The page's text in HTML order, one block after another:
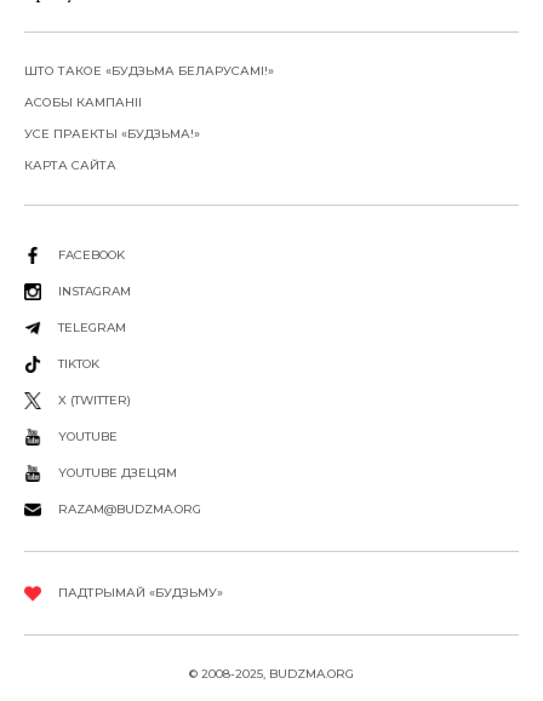
ШТО ТАКОЕ «БУДЗЬМА БЕЛАРУСАМІ!»
АСОБЫ КАМПАНІІ
УСЕ ПРАЕКТЫ «БУДЗЬМА!»
КАРТА САЙТА
FACEBOOK
INSTAGRAM
TELEGRAM
TIKTOK
X (TWITTER)
YOUTUBE
YOUTUBE ДЗЕЦЯМ
RAZAM@BUDZMA.ORG
ПАДТРЫМАЙ «БУДЗЬМУ»
© 2008-2025, BUDZMA.ORG